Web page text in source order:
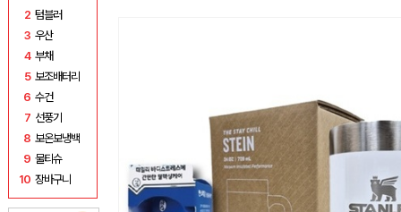
2 텀블러
3 우산
4 부채
5 보조배터리
6 수건
7 선풍기
8 보온보냉백
9 물티슈
10 장바구니